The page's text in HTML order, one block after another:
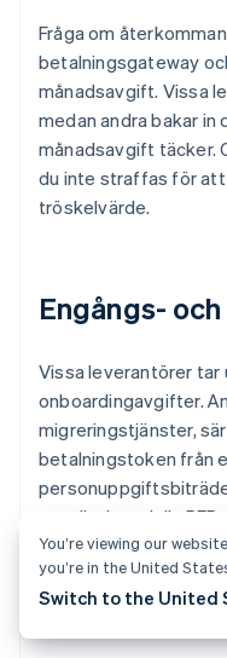
Fråga om
betalningsgateway
månadsavgift. Vissa
medan andra bakar in
månadsavgift täcker.
du inte straffas för
tröskelvärde.
Engångs-
Vissa leverantörer
onboardingavgifter.
migreringstjänster,
betalningstoken från
om allt detta i din RFP.
You’re viewing our
you’re in the United
Switch to the United